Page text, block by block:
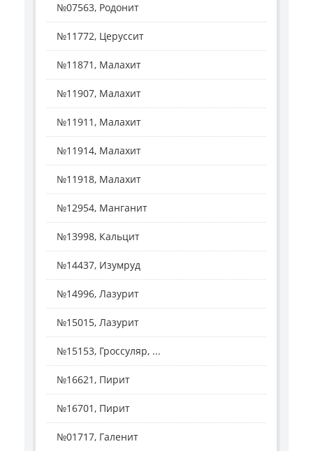
№07563, Родонит
№11772, Церуссит
№11871, Малахит
№11907, Малахит
№11911, Малахит
№11914, Малахит
№11918, Малахит
№12954, Манганит
№13998, Кальцит
№14437, Изумруд
№14996, Лазурит
№15015, Лазурит
№15153, Гроссуляр, ...
№16621, Пирит
№16701, Пирит
№01717, Галенит